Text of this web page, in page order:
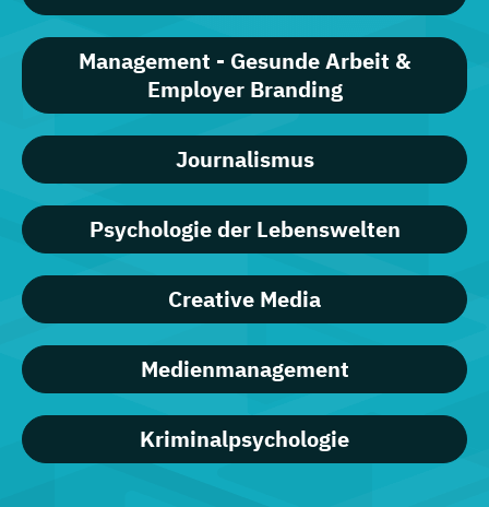
Management - Gesunde Arbeit &
Employer Branding
Journalismus
Psychologie der Lebenswelten
Creative Media
Medienmanagement
Kriminalpsychologie